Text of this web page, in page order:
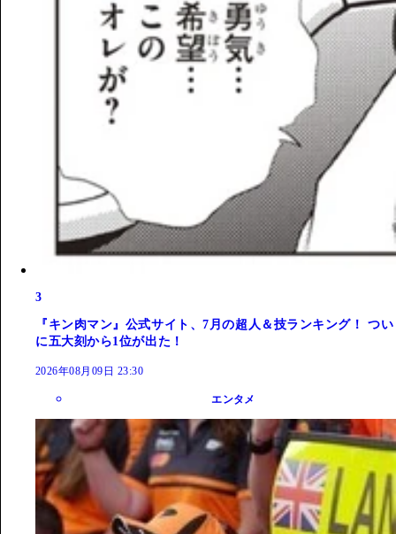
3
『キン肉マン』公式サイト、7月の超人＆技ランキング！ つい
に五大刻から1位が出た！
2026年08月09日 23:30
エンタメ